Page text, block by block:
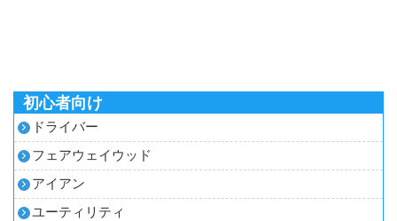
初心者向け
ドライバー
フェアウェイウッド
アイアン
ユーティリティ